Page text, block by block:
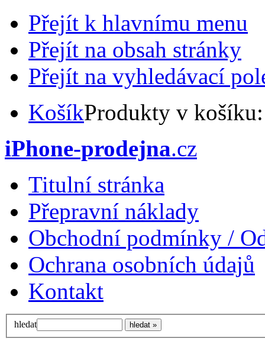
Přejít k hlavnímu menu
Přejít na obsah stránky
Přejít na vyhledávací
KošíkProdukty v
iPhone-prodejna.cz
Titulní stránka
Přepravní náklady
Obchodní podmínky /
Ochrana osobních údajů
Kontakt
hledat